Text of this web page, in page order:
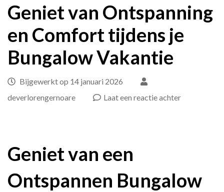
Geniet van Ontspanning
en Comfort tijdens je
Bungalow Vakantie
Bijgewerkt op 14 januari 2026
deverlorengernoare
Laat een reactie achterop
Comfort
Geniet van een
Ontspannen Bungalow